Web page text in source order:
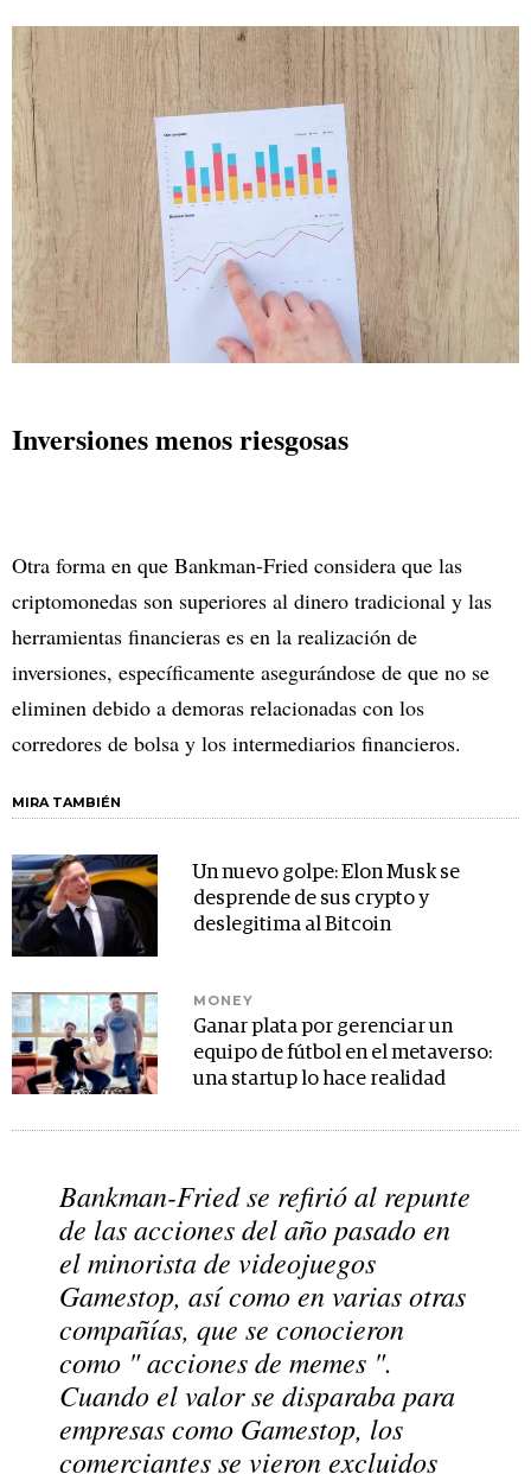
Inversiones menos riesgosas
Otra forma en que Bankman-Fried considera que las
criptomonedas son superiores al dinero tradicional y las
herramientas financieras es en la realización de
inversiones, específicamente asegurándose de que no se
eliminen debido a demoras relacionadas con los
corredores de bolsa y los intermediarios financieros.
MIRA TAMBIÉN
Un nuevo golpe: Elon Musk se
desprende de sus crypto y
deslegitima al Bitcoin
MONEY
Ganar plata por gerenciar un
equipo de fútbol en el metaverso:
una startup lo hace realidad
Bankman-Fried se refirió al repunte
de las acciones del año pasado en
el minorista de videojuegos
Gamestop, así como en varias otras
compañías, que se conocieron
como "acciones de memes ".
Cuando el valor se disparaba para
empresas como Gamestop, los
comerciantes se vieronexcluidos